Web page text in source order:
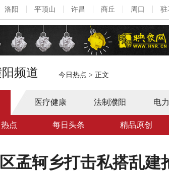
洛阳 平顶山 许昌 商丘 周口 驻
频道 今日热点 > 正文
医疗健康 法制濮阳 电
点 每日头条 精品原创
孟轲乡打击私搭乱建